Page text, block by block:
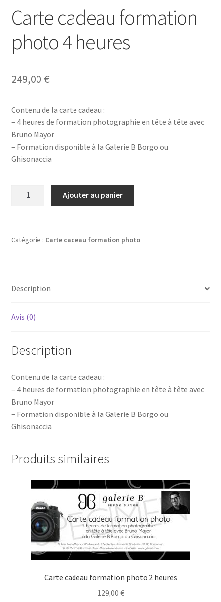
Carte cadeau formation
photo 4 heures
249,00 €
Contenu de la carte cadeau :
– 4 heures de formation photographie en tête à tête avec
Bruno Mayor
– Formation disponible à la Galerie B Borgo ou
Ghisonaccia
formation
Ajouter au panier
Catégorie : Carte cadeau formation photo
Description
Avis (0)
Description
Contenu de la carte cadeau :
– 4 heures de formation photographie en tête à tête avec
Bruno Mayor
– Formation disponible à la Galerie B Borgo ou
Ghisonaccia
Produits similaires
Carte cadeau formation photo 2 heures
129,00 €